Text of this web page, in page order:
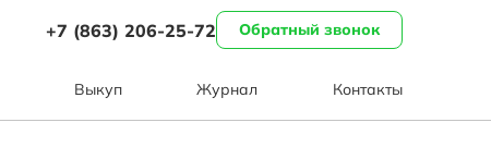
+7 (863) 206-25-72 Обратный звонок
Выкуп Журнал Контакты